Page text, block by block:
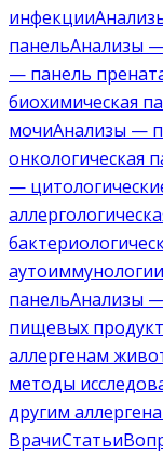
инфекции
панельАнализы —
— панель
биохимическая
мочиАнализы —
онкологическая
—
аутоиммунологии
панельАнализы —
пищевых
аллергенам
методы
другим
ВрачиСтатьи